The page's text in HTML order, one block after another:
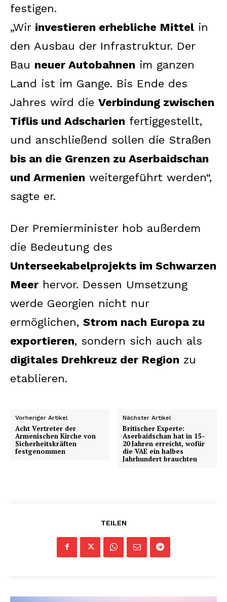
festigen.
„Wir investieren erhebliche Mittel in
den Ausbau der Infrastruktur. Der
Bau neuer Autobahnen im ganzen
Land ist im Gange. Bis Ende des
Jahres wird die Verbindung zwischen
Tiflis und Adscharien fertiggestellt,
und anschließend sollen die Straßen
bis an die Grenzen zu Aserbaidschan
und Armenien weitergeführt werden“,
sagte er.
Der Premierminister hob außerdem
die Bedeutung des
Unterseekabelprojekts im Schwarzen
Meer hervor. Dessen Umsetzung
werde Georgien nicht nur
ermöglichen, Strom nach Europa zu
exportieren, sondern sich auch als
digitales Drehkreuz der Region zu
etablieren.
Vorheriger Artikel
Acht Vertreter der
Armenischen Kirche von
Sicherheitskräften
festgenommen
Nächster Artikel
Britischer Experte:
Aserbaidschan hat in 15–
20 Jahren erreicht, wofür
die VAE ein halbes
Jahrhundert brauchten
TEILEN